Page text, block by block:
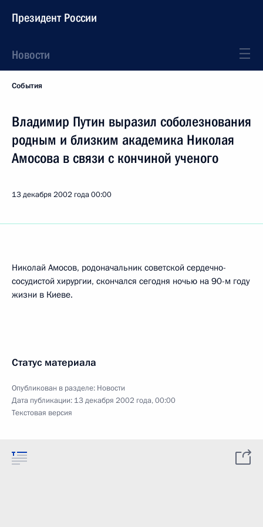
Президент России
Новости
События
Владимир Путин выразил соболезнования
родным и близким академика Николая
Амосова в связи с кончиной ученого
13 декабря 2002 года00:00
Николай Амосов, родоначальник советской сердечно-
сосудистой хирургии, скончался сегодня ночью на 90-м году
жизни в Киеве.
Статус материала
Опубликован в разделе: Новости
Дата публикации: 13 декабря 2002 года, 00:00
Текстовая версия